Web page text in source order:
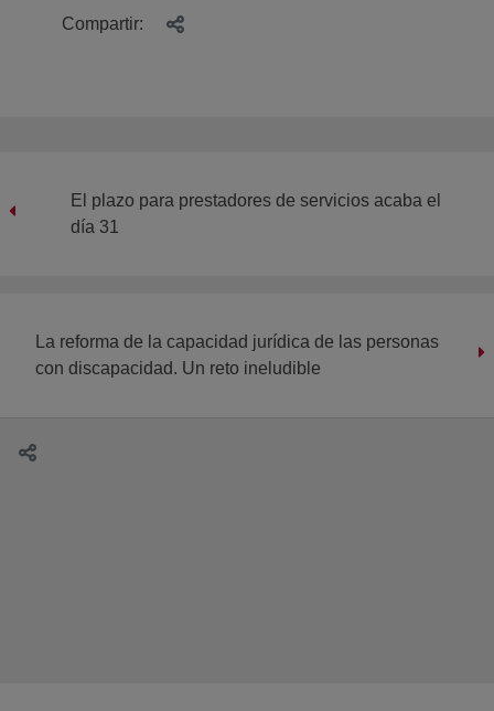
Compartir:
El plazo para prestadores de servicios acaba el
día 31
La reforma de la capacidad jurídica de las personas
con discapacidad. Un reto ineludible